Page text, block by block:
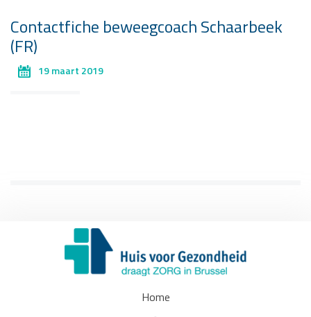
Contactfiche beweegcoach Schaarbeek
(FR)
19 maart 2019
Home